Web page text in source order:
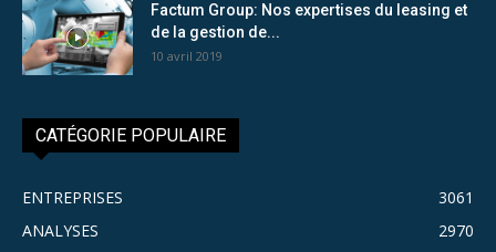
Factum Group: Nos expertises du leasing et
de la gestion de...
10 avril 2019
CATÉGORIE POPULAIRE
ENTREPRISES
3061
ANALYSES
2970